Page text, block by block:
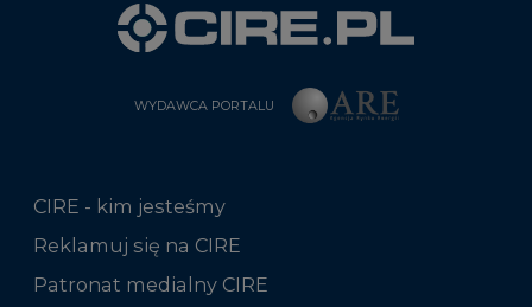
WYDAWCA PORTALU
CIRE - kim jesteśmy
Reklamuj się na CIRE
Patronat medialny CIRE